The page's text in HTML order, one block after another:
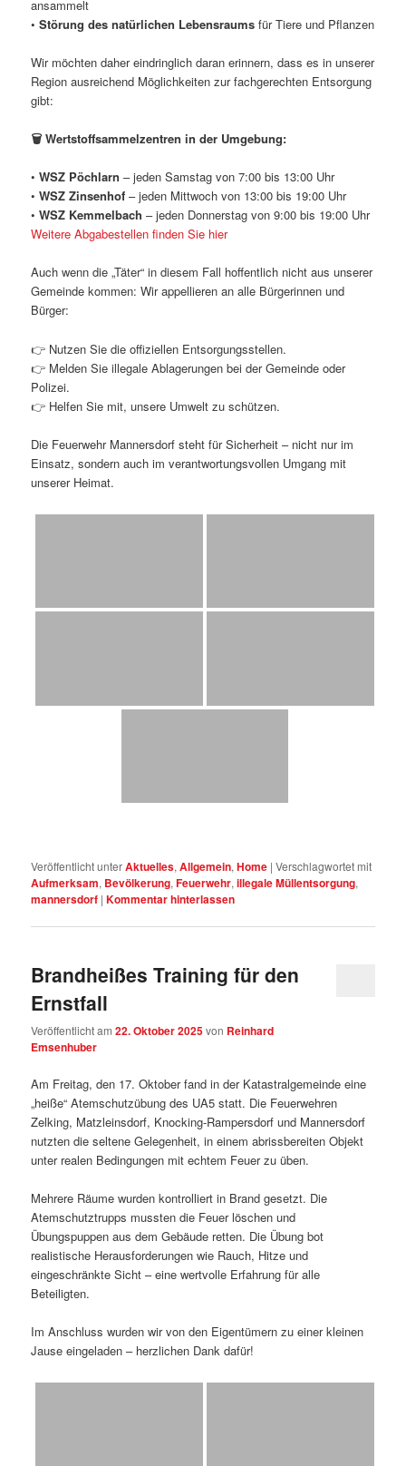
ansammelt
•Störung des natürlichen Lebensraums für Tiere und Pflanzen
Wir möchten daher eindringlich daran erinnern, dass es in unserer
Region ausreichend Möglichkeiten zur fachgerechten Entsorgung
gibt:
🗑️ Wertstoffsammelzentren in der Umgebung:
•WSZ Pöchlarn– jeden Samstag von 7:00 bis 13:00 Uhr
•WSZ Zinsenhof – jeden Mittwoch von 13:00 bis 19:00 Uhr
•WSZ Kemmelbach – jeden Donnerstag von 9:00 bis 19:00 Uhr
Weitere Abgabestellen finden Sie hier
Auch wenn die „Täter“ in diesem Fall hoffentlich nicht aus unserer
Gemeinde kommen: Wir appellieren an alle Bürgerinnen und
Bürger:
👉 Nutzen Sie die offiziellen Entsorgungsstellen.
👉 Melden Sie illegale Ablagerungen bei der Gemeinde oder
Polizei.
👉 Helfen Sie mit, unsere Umwelt zu schützen.
Die Feuerwehr Mannersdorf steht für Sicherheit – nicht nur im
Einsatz, sondern auch im verantwortungsvollen Umgang mit
unserer Heimat.
Veröffentlicht unterAktuelles,Allgemein,Home |Verschlagwortet mit
Aufmerksam, Bevölkerung,Feuerwehr,illegale Müllentsorgung,
mannersdorf |Kommentar hinterlassen
Brandheißes Training für den
Ernstfall
Veröffentlicht am22. Oktober 2025von Reinhard
Emsenhuber
Am Freitag, den 17. Oktober fand in der Katastralgemeinde eine
„heiße“ Atemschutzübung des UA5 statt. Die Feuerwehren
Zelking, Matzleinsdorf, Knocking-Rampersdorf und Mannersdorf
nutzten die seltene Gelegenheit, in einem abrissbereiten Objekt
unter realen Bedingungen mit echtem Feuer zu üben.
Mehrere Räume wurden kontrolliert in Brand gesetzt. Die
Atemschutztrupps mussten die Feuer löschen und
Übungspuppen aus dem Gebäude retten. Die Übung bot
realistische Herausforderungen wie Rauch, Hitze und
eingeschränkte Sicht – eine wertvolle Erfahrung für alle
Beteiligten.
Im Anschluss wurden wir von den Eigentümern zu einer kleinen
Jause eingeladen – herzlichen Dank dafür!